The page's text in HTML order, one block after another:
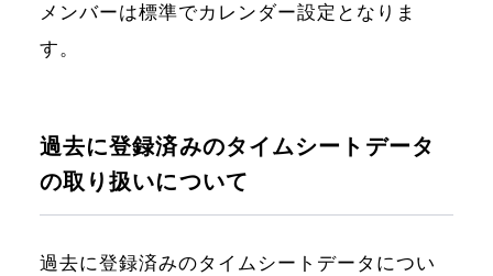
メンバーは標準でカレンダー設定となりま
す。
過去に登録済みのタイムシートデータ
の取り扱いについて
過去に登録済みのタイムシートデータについ